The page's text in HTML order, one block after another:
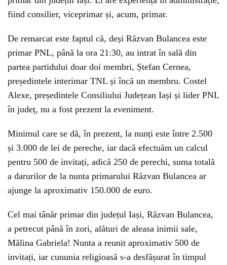
fiind consilier, viceprimar și, acum, primar.
De remarcat este faptul că, deși Răzvan Bulancea este
primar PNL, până la ora 21:30, au intrat în sală din
partea partidului doar doi membri, Ștefan Cernea,
președintele interimar TNL și încă un membru. Costel
Alexe, președintele Consiliului Județean Iași și lider PNL
în județ, nu a fost prezent la eveniment.
Minimul care se dă, în prezent, la nunți este între 2.500
și 3.000 de lei de pereche, iar dacă efectuăm un calcul
pentru 500 de invitați, adică 250 de perechi, suma totală
a darurilor de la nunta primarului Răzvan Bulancea ar
ajunge la aproximativ 150.000 de euro.
Cel mai tânăr primar din județul Iași, Răzvan Bulancea,
a petrecut până în zori, alături de aleasa inimii sale,
Mălina Gabriela! Nunta a reunit aproximativ 500 de
invitați, iar cununia religioasă s-a desfășurat în timpul